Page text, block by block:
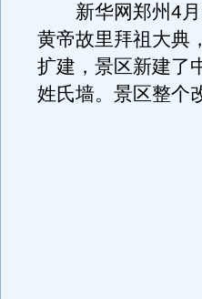
新华网郑州4月
黄帝故里拜祖大典
扩建，景区新建了
姓氏墙。景区整个